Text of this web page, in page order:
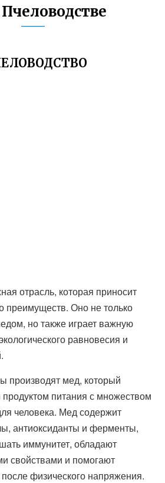
отрасль, которая приносит
преимуществ. Оно не только
но также играет важную
равновесия и
производят мед, который
питания с множеством
человека. Мед содержит
антиоксиданты и ферменты,
иммунитет, обладают
свойствами и помогают
физического напряжения.